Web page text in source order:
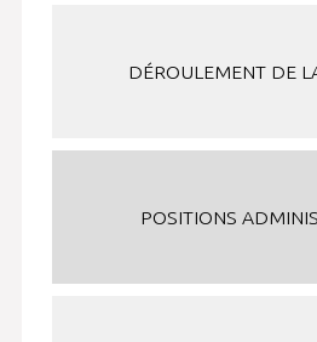
DÉROULEMENT DE
POSITIONS